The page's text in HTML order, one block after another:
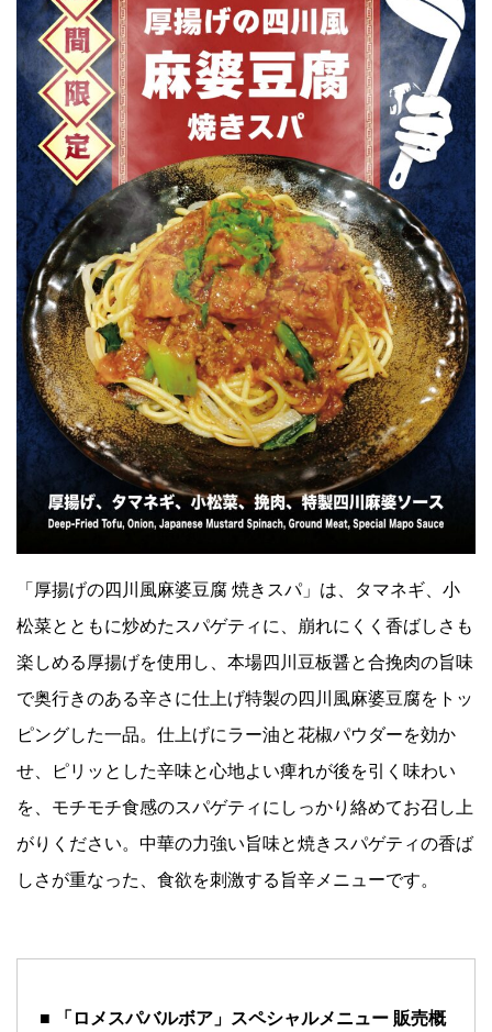
Contact
Facebook
JP EN
「厚揚げの四川風麻婆豆腐 焼きスパ」は、タマネギ、小
松菜とともに炒めたスパゲティに、崩れにくく香ばしさも
楽しめる厚揚げを使用し、本場四川豆板醤と合挽肉の旨味
で奥行きのある辛さに仕上げ特製の四川風麻婆豆腐をトッ
ピングした一品。仕上げにラー油と花椒パウダーを効か
せ、ピリッとした辛味と心地よい痺れが後を引く味わい
を、モチモチ食感のスパゲティにしっかり絡めてお召し上
がりください。中華の力強い旨味と焼きスパゲティの香ば
しさが重なった、食欲を刺激する旨辛メニューです。
■ 「ロメスパバルボア」スペシャルメニュー 販売概